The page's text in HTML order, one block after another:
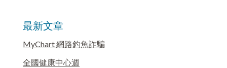
最新文章
MyChart 網路釣魚詐騙
全國健康中心週